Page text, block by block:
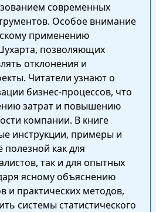
современных
Особое внимание
применению
позволяющих
отклонения и
Читатели узнают о
бизнес-процессов, что
затрат и повышению
компании. В книге
инструкции, примеры и
полезной как для
так и для опытных
ясному объяснению
и практических методов,
системы статистического